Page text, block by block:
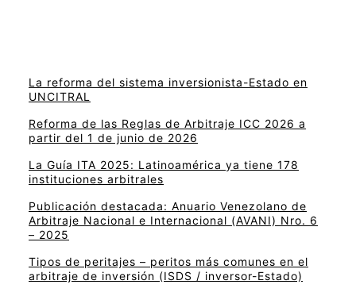
La reforma del sistema inversionista-Estado en
UNCITRAL
Reforma de las Reglas de Arbitraje ICC 2026 a
partir del 1 de junio de 2026
La Guía ITA 2025: Latinoamérica ya tiene 178
instituciones arbitrales
Publicación destacada: Anuario Venezolano de
Arbitraje Nacional e Internacional (AVANI) Nro. 6
– 2025
Tipos de peritajes – peritos más comunes en el
arbitraje de inversión (ISDS / inversor-Estado)